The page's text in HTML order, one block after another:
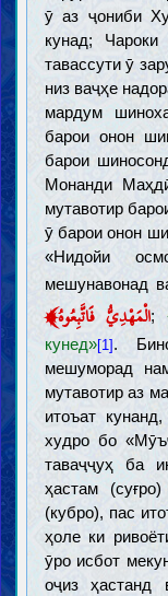
ӯ аз ҷониби
кунад;
тавассути ӯ
низ ваҷҳе
мардум
барои онон
барои
Монанди
мутавотир
ӯ барои онон
«Нидойи
мешунавонад
الْمَهْدِيُّ فَاتَّبِعُوهُ﴾ ;
кунед»[1] .
мешуморад
мутавотир аз
итоъат
худро бо
таваҷҷуҳ ба
ҳастам
(кубро), пас
ҳоле ки
ӯро исбот
оҷиз